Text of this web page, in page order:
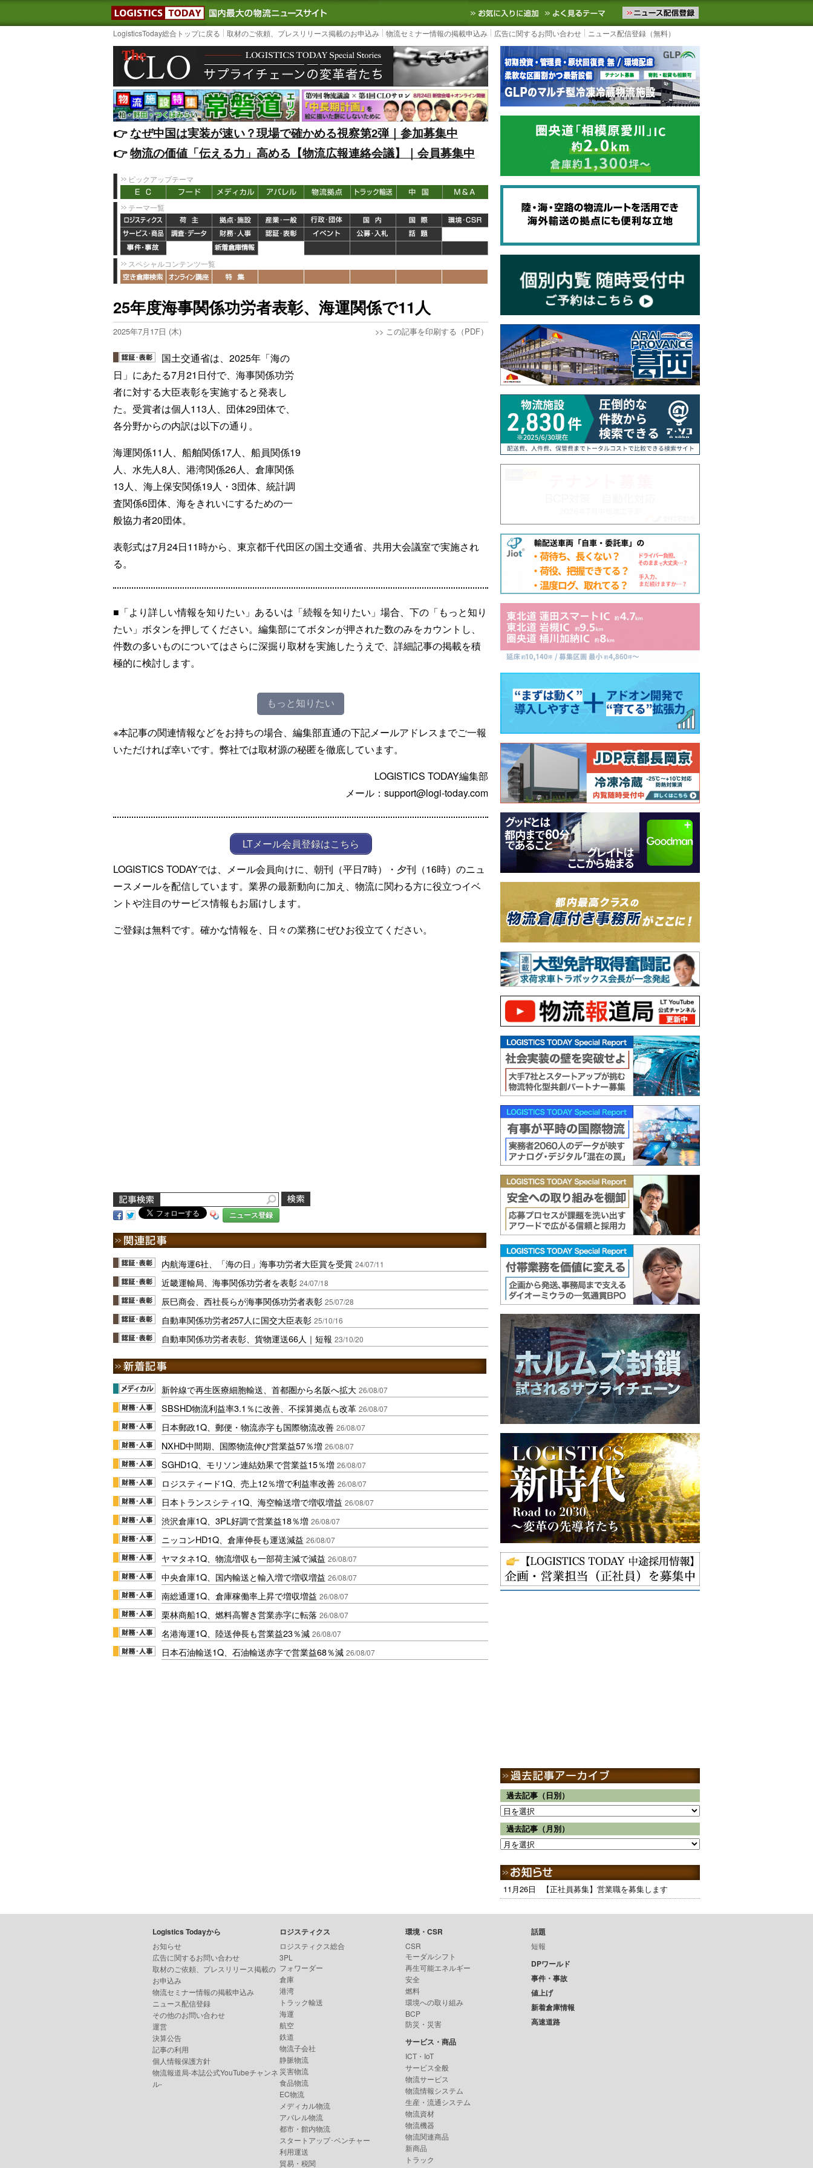
LOGISTICS TODAY｜国内最大の物流ニュースサイト3PL, SCMなど国内外の最新の物流ニュースをお届けします。物流ニュースメール配信を登録す
お気に入りに追加 よく見るテーマ
LogisticsToday総合トップに戻る 取材のご依頼、プレスリリース掲載のお申込み 物流セミナー情報の掲載申込み 広告に関するお問い合わせ ニュース配信登録（無料）
👉️なぜ中国は実装が速い？現場で確かめる視察第2弾｜参加募集中
👉️物流の価値「伝える力」高める【物流広報連絡会議】｜会員募集中
ピックアップテーマ
テーマ一覧
スペシャルコンテンツ一覧
25年度海事関係功労者表彰、海運関係で11人
2025年7月17日 (木) >> この記事を印刷する（PDF）
国土交通省は、2025年「海の
日」にあたる7月21日付で、海事関係功労
者に対する大臣表彰を実施すると発表し
た。受賞者は個人113人、団体29団体で、
各分野からの内訳は以下の通り。
海運関係11人、船舶関係17人、船員関係19
人、水先人8人、港湾関係26人、倉庫関係
13人、海上保安関係19人・3団体、統計調
査関係6団体、海をきれいにするための一
般協力者20団体。
表彰式は7月24日11時から、東京都千代田区の国土交通省、共用大会議室で実施され
る。
■「より詳しい情報を知りたい」あるいは「続報を知りたい」場合、下の「もっと知り
たい」ボタンを押してください。編集部にてボタンが押された数のみをカウントし、
件数の多いものについてはさらに深掘り取材を実施したうえで、詳細記事の掲載を積
極的に検討します。
もっと知りたい
※本記事の関連情報などをお持ちの場合、編集部直通の下記メールアドレスまでご一報
いただければ幸いです。弊社では取材源の秘匿を徹底しています。
LOGISTICS TODAY編集部
メール：support@logi-today.com
LTメール会員登録はこちら
LOGISTICS TODAYでは、メール会員向けに、朝刊（平日7時）・夕刊（16時）のニュ
ースメールを配信しています。業界の最新動向に加え、物流に関わる方に役立つイベ
ントや注目のサービス情報もお届けします。
ご登録は無料です。確かな情報を、日々の業務にぜひお役立てください。
ニュース登録
内航海運6社、「海の日」海事功労者大臣賞を受賞 24/07/11
近畿運輸局、海事関係功労者を表彰 24/07/18
辰巳商会、西社長らが海事関係功労者表彰 25/07/28
自動車関係功労者257人に国交大臣表彰 25/10/16
自動車関係功労者表彰、貨物運送66人｜短報 23/10/20
新幹線で再生医療細胞輸送、首都圏から名阪へ拡大 26/08/07
SBSHD物流利益率3.1％に改善、不採算拠点も改革 26/08/07
日本郵政1Q、郵便・物流赤字も国際物流改善 26/08/07
NXHD中間期、国際物流伸び営業益57％増 26/08/07
SGHD1Q、モリソン連結効果で営業益15％増 26/08/07
ロジスティード1Q、売上12％増で利益率改善 26/08/07
日本トランスシティ1Q、海空輸送増で増収増益 26/08/07
渋沢倉庫1Q、3PL好調で営業益18％増 26/08/07
ニッコンHD1Q、倉庫伸長も運送減益 26/08/07
ヤマタネ1Q、物流増収も一部荷主減で減益 26/08/07
中央倉庫1Q、国内輸送と輸入増で増収増益 26/08/07
南総通運1Q、倉庫稼働率上昇で増収増益 26/08/07
栗林商船1Q、燃料高響き営業赤字に転落 26/08/07
名港海運1Q、陸送伸長も営業益23％減 26/08/07
日本石油輸送1Q、石油輸送赤字で営業益68％減 26/08/07
過去記事（日別）
過去記事（月別）
11月26日 【正社員募集】営業職を募集します
Logistics Todayから
お知らせ
広告に関するお問い合わせ
取材のご依頼、プレスリリース掲載の
お申込み
物流セミナー情報の掲載申込み
ニュース配信登録
その他のお問い合わせ
運営
決算公告
記事の利用
個人情報保護方針
物流報道局-本誌公式YouTubeチャンネ
ル-
ロジスティクス
ロジスティクス総合
3PL
フォワーダー
倉庫
港湾
トラック輸送
海運
航空
鉄道
物流子会社
静脈物流
災害物流
食品物流
EC物流
メディカル物流
アパレル物流
都市・館内物流
スタートアップ･ベンチャー
利用運送
貿易・税関
環境・CSR
CSR
モーダルシフト
再生可能エネルギー
安全
燃料
環境への取り組み
BCP
防災・災害
サービス・商品
ICT・IoT
サービス全般
物流サービス
物流情報システム
生産・流通システム
物流資材
物流機器
物流関連商品
新商品
トラック
話題
短報
DPワールド
事件・事故
値上げ
新着倉庫情報
高速道路